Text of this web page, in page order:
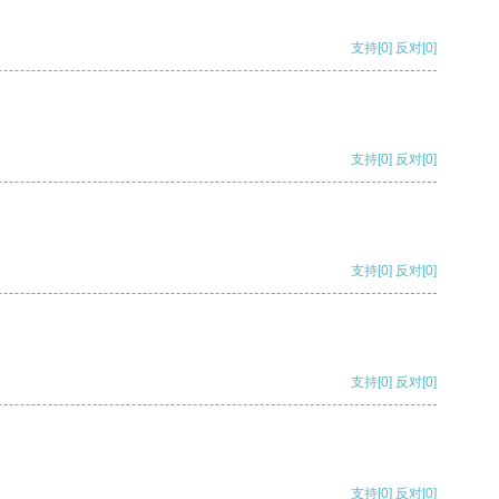
支持[0] 反对[0]
支持[0] 反对[0]
支持[0] 反对[0]
支持[0] 反对[0]
支持[0] 反对[0]